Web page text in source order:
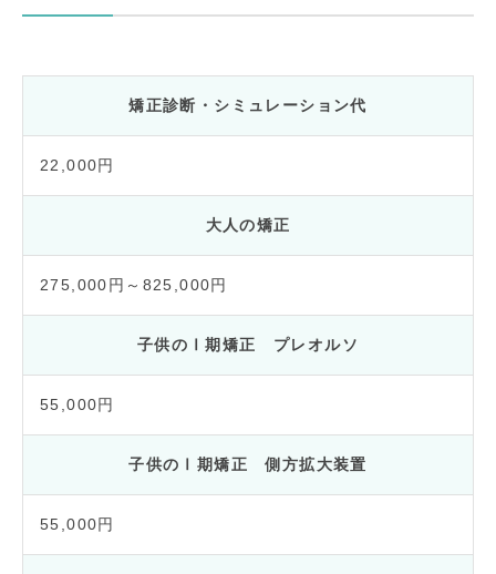
矯正診断・シミュレーション代
22,000円
大人の矯正
275,000円～825,000円
子供のⅠ期矯正 プレオルソ
55,000円
子供のⅠ期矯正 側方拡大装置
55,000円